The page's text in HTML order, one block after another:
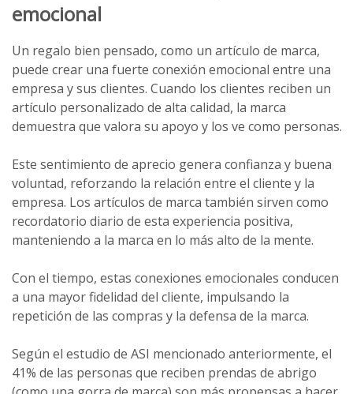
emocional
Un regalo bien pensado, como un artículo de marca,
puede crear una fuerte conexión emocional entre una
empresa y sus clientes. Cuando los clientes reciben un
artículo personalizado de alta calidad, la marca
demuestra que valora su apoyo y los ve como personas.
Este sentimiento de aprecio genera confianza y buena
voluntad, reforzando la relación entre el cliente y la
empresa. Los artículos de marca también sirven como
recordatorio diario de esta experiencia positiva,
manteniendo a la marca en lo más alto de la mente.
Con el tiempo, estas conexiones emocionales conducen
a una mayor fidelidad del cliente, impulsando la
repetición de las compras y la defensa de la marca.
Según el estudio de ASI mencionado anteriormente, el
41% de las personas que reciben prendas de abrigo